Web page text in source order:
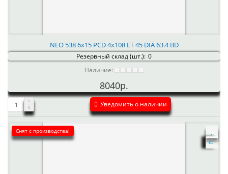
NEO 538 6x15 PCD 4x108 ET 45 DIA 63.4 BD
Резервный склад (шт.): 0
Наличие:
8040р.
Уведомить о наличии
Снят с производства!